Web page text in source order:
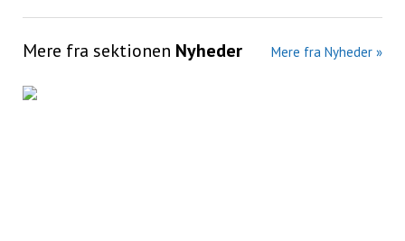
Mere fra sektionen Nyheder Mere fra Nyheder »